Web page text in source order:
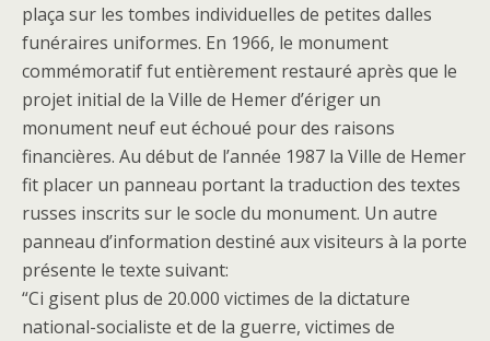
plaça sur les tombes individuelles de petites dalles
funéraires uniformes. En 1966, le monument
commémoratif fut entièrement restauré après que le
projet initial de la Ville de Hemer d’ériger un
monument neuf eut échoué pour des raisons
financières. Au début de l’année 1987 la Ville de Hemer
fit placer un panneau portant la traduction des textes
russes inscrits sur le socle du monument. Un autre
panneau d’information destiné aux visiteurs à la porte
présente le texte suivant:
“Ci gisent plus de 20.000 victimes de la dictature
national-socialiste et de la guerre, victimes de